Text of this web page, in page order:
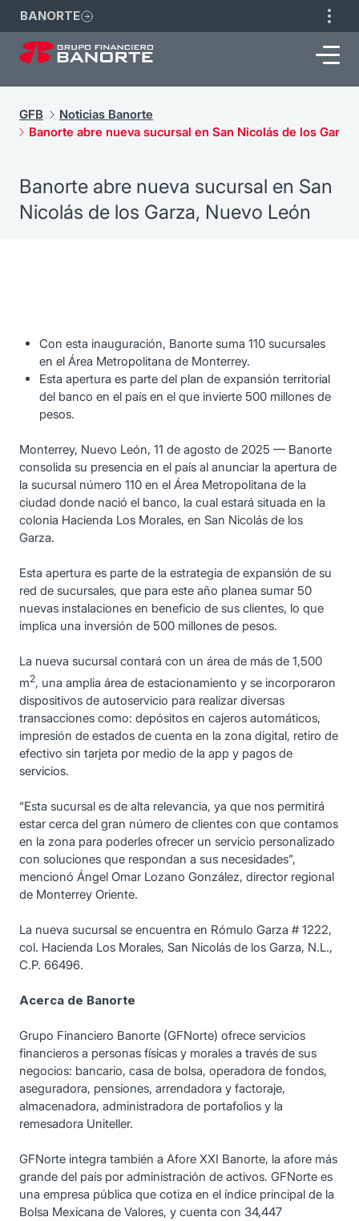
BANORTE
GFB
Noticias Banorte
Banorte abre nueva sucursal en San Nicolás de los
Banorte abre nueva sucursal en San
Nicolás de los Garza, Nuevo León
Con esta inauguración, Banorte suma 110 sucursales
en el Área Metropolitana de Monterrey.
Esta apertura es parte del plan de expansión territorial
del banco en el país en el que invierte 500 millones de
pesos.
Monterrey, Nuevo León, 11 de agosto de 2025 — Banorte
consolida su presencia en el país al anunciar la apertura de
la sucursal número 110 en el Área Metropolitana de la
ciudad donde nació el banco, la cual estará situada en la
colonia Hacienda Los Morales, en San Nicolás de los
Garza.
Esta apertura es parte de la estrategia de expansión de su
red de sucursales, que para este año planea sumar 50
nuevas instalaciones en beneficio de sus clientes, lo que
implica una inversión de 500 millones de pesos.
La nueva sucursal contará con un área de más de 1,500
m2, una amplia área de estacionamiento y se incorporaron
dispositivos de autoservicio para realizar diversas
transacciones como: depósitos en cajeros automáticos,
impresión de estados de cuenta en la zona digital, retiro de
efectivo sin tarjeta por medio de la app y pagos de
servicios.
“Esta sucursal es de alta relevancia, ya que nos permitirá
estar cerca del gran número de clientes con que contamos
en la zona para poderles ofrecer un servicio personalizado
con soluciones que respondan a sus necesidades”,
mencionó Ángel Omar Lozano González, director regional
de Monterrey Oriente.
La nueva sucursal se encuentra en Rómulo Garza # 1222,
col. Hacienda Los Morales, San Nicolás de los Garza, N.L.,
C.P. 66496.
Acerca de Banorte
Grupo Financiero Banorte (GFNorte) ofrece servicios
financieros a personas físicas y morales a través de sus
negocios: bancario, casa de bolsa, operadora de fondos,
aseguradora, pensiones, arrendadora y factoraje,
almacenadora, administradora de portafolios y la
remesadora Uniteller.
GFNorte integra también a Afore XXI Banorte, la afore más
grande del país por administración de activos. GFNorte es
una empresa pública que cotiza en el índice principal de la
Bolsa Mexicana de Valores, y cuenta con 34,447